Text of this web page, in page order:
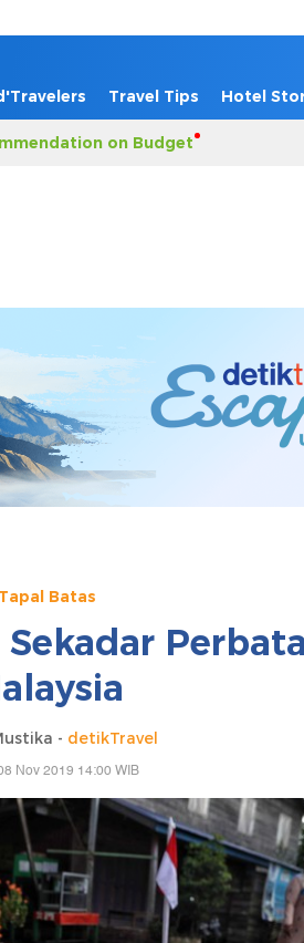
Travel Tips Hotel
on Budget
Tapal Batas
- detikTravel
Nov 2019 14:00 WIB